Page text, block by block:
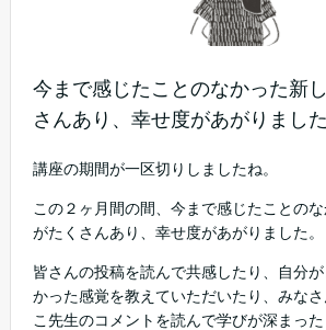
今まで感じたことのなかった新
さんあり、幸せ度があがりました
講座の期間が一区切りしましたね。
この２ヶ月間の間、今まで感じたことの
がたくさんあり、幸せ度があがりました。
皆さんの投稿を読んで共感したり、自分
かった感覚を教えていただいたり、みな
こ先生のコメントを読んで学びが深まっ